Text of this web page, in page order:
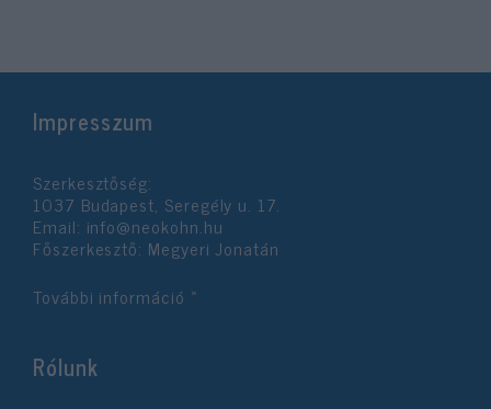
Impresszum
Szerkesztőség:
1037 Budapest, Seregély u. 17.
Email: info@neokohn.hu
Főszerkesztő: Megyeri Jonatán
További információ »
Rólunk